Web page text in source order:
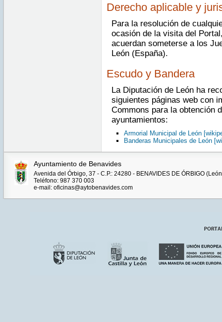
Derecho aplicable y
Para la resolución de
ocasión de la visita del
acuerdan someterse a los
León (España).
Escudo y Bandera
La Diputación de León ha
siguientes páginas web con
Commons para la obtención
ayuntamientos:
Armorial Municipal de León
Banderas Municipales de León
Ayuntamiento de Benavides
Avenida del Órbigo, 37 - C.P.: 24280 - BENAVIDES DE ÓRBIGO
Teléfono: 987 370 003
e-mail: oficinas@aytobenavides.com